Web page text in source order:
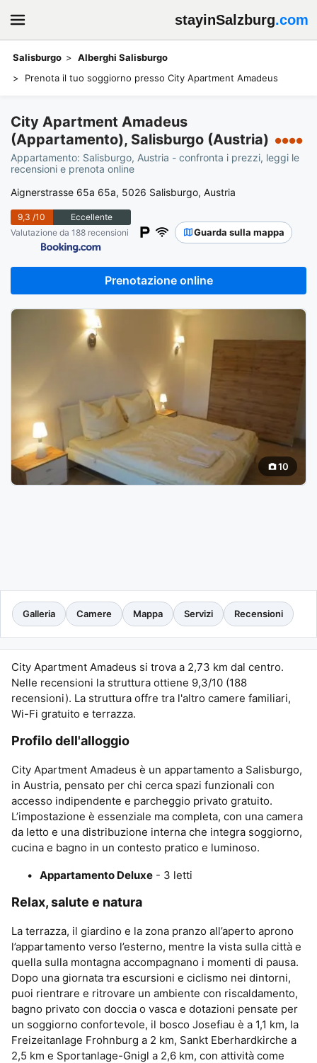
stayinSalzburg.com
Salisburgo
Alberghi Salisburgo
Prenota il tuo soggiorno presso City Apartment Amadeus
City Apartment Amadeus
(Appartamento), Salisburgo (Austria)
●●●●
Appartamento: Salisburgo, Austria - confronta i prezzi, leggi le
recensioni e prenota online
Aignerstrasse 65a 65a, 5026 Salisburgo, Austria
9,3 /10
Eccellente
Valutazione da 188 recensioni
Guarda sulla mappa
Prenotazione online
10
Galleria Camere Mappa Servizi Recensioni
City Apartment Amadeus si trova a 2,73 km dal centro.
Nelle recensioni la struttura ottiene 9,3/10 (188
recensioni). La struttura offre tra l'altro camere familiari,
Wi-Fi gratuito e terrazza.
Profilo dell'alloggio
City Apartment Amadeus è un appartamento a Salisburgo,
in Austria, pensato per chi cerca spazi funzionali con
accesso indipendente e parcheggio privato gratuito.
L’impostazione è essenziale ma completa, con una camera
da letto e una distribuzione interna che integra soggiorno,
cucina e bagno in un contesto pratico e luminoso.
Appartamento Deluxe - 3 letti
Relax, salute e natura
La terrazza, il giardino e la zona pranzo all’aperto aprono
l’appartamento verso l’esterno, mentre la vista sulla città e
quella sulla montagna accompagnano i momenti di pausa.
Dopo una giornata tra escursioni e ciclismo nei dintorni,
puoi rientrare e ritrovare un ambiente con riscaldamento,
bagno privato con doccia o vasca e dotazioni pensate per
un soggiorno confortevole, il bosco Josefiau è a 1,1 km, la
Freizeitanlage Frohnburg a 2 km, Sankt Eberhardkirche a
2,5 km e Sportanlage-Gnigl a 2,6 km, con attività come